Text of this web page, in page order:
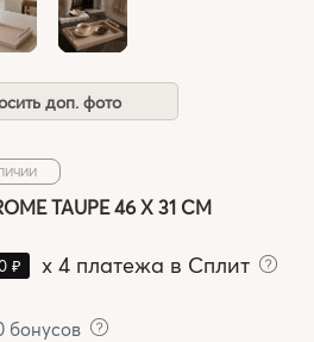
доп. фото
TAUPE 46 X 31 СМ
₽ x 4 платежа в Сплит
бонусов